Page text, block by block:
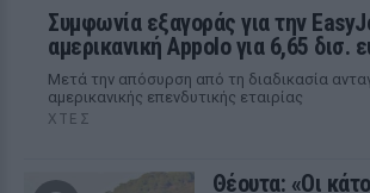
Συμφωνία εξαγοράς για την
αμερικανική Appolo για 6,65 δισ.
Μετά την απόσυρση από τη διαδικασία
αμερικανικής επενδυτικής εταιρίας
ΧΤΕΣ
Θέουτα: «Οι